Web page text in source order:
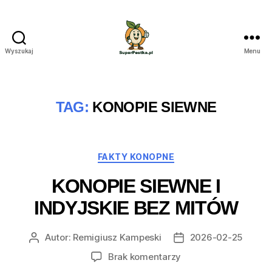
Wyszukaj Menu
TAG: KONOPIE SIEWNE
Kategorie
FAKTY KONOPNE
KONOPIE SIEWNE I
INDYJSKIE BEZ MITÓW
AutorAutor: Remigiusz Kampeski
Data2026-02-25
Brak komentarzy